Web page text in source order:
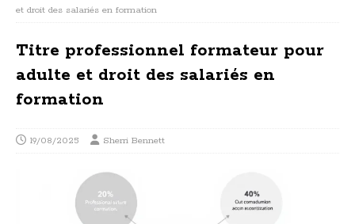
et droit des salariés en formation
Titre professionnel formateur pour
adulte et droit des salariés en
formation
19/08/2025 Sherri Bennett